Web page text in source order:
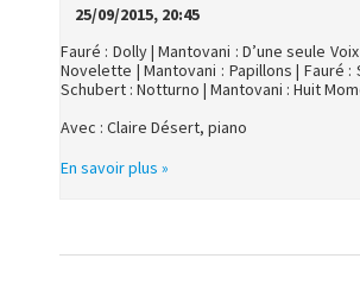
25/09/2015, 20:45
Fauré : Dolly | Mantovani : D’une seule
Novelette | Mantovani : Papillons | Fauré :
Schubert : Notturno | Mantovani : Huit
Avec : Claire Désert, piano
En savoir plus »